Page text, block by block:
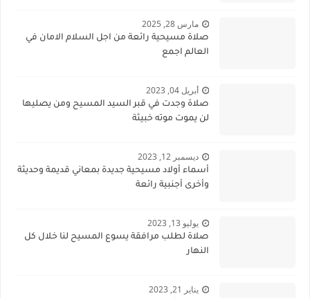
مارس 28, 2025
صلاة مسيحية رائعة من اجل السلام الامان في
العالم اجمع
أبريل 04, 2023
صلاة وجدت في قبر السيد المسيح ومن يصليها
لن يموت موته خبيثة
ديسمبر 12, 2023
أسماء أولاد مسيحية جديدة بمعاني قديمة وحديثة
وأخرى أجنبية رائعة
يوليو 13, 2023
صلاة لطلب مرافقة يسوع المسيح لنا خلال كل
النهار
يناير 21, 2023